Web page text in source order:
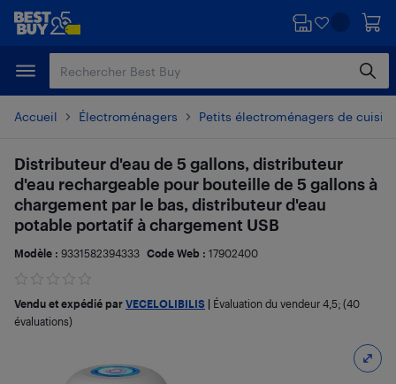
Passer
principal
Passer
Accueil Électroménagers Petits électroménagers de
Distributeur d'eau de 5 gallons, distributeur
d'eau rechargeable pour bouteille de 5 gallons à
chargement par le bas, distributeur d'eau
potable portatif à chargement USB
Modèle : 9331582394333 Code Web : 17902400
Vendu et expédié par VECELOLIBILIS Évaluation du vendeur 4,5; (40
évaluations)